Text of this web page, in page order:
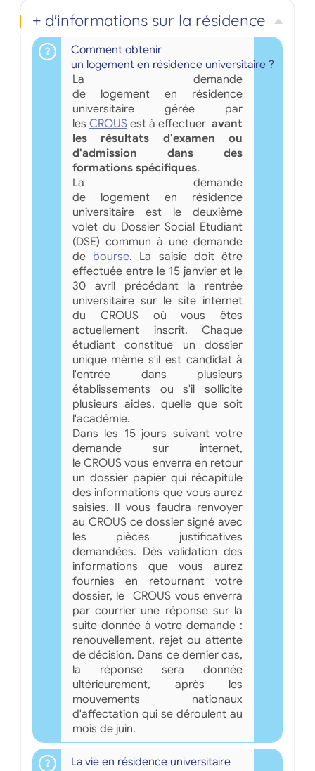
+ d'informations sur la résidence
Comment obtenir
un logement en résidence universitaire ?
La demande
de logement en résidence
universitaire gérée par
les CROUSest à effectueravant
les résultats d'examen ou
d'admission dans des
formations spécifiques.
La demande
de logement en résidence
universitaire est le deuxième
volet du Dossier Social Etudiant
(DSE) commun à une demande
de bourse. La saisie doit être
effectuée entre le 15 janvier et le
30 avril précédant la rentrée
universitaire sur le site internet
du CROUS où vous êtes
actuellement inscrit. Chaque
étudiant constitue un dossier
unique même s'il est candidat à
l'entrée dans plusieurs
établissements ou s'il sollicite
plusieurs aides, quelle que soit
l'académie.
Dans les 15 jours suivant votre
demande sur internet,
le CROUS vous enverra en retour
un dossier papier qui récapitule
des informations que vous aurez
saisies. Il vous faudra renvoyer
au CROUS ce dossier signé avec
les pièces justificatives
demandées. Dès validation des
informations que vous aurez
fournies en retournant votre
dossier, le CROUS vous enverra
par courrier une réponse sur la
suite donnée à votre demande :
renouvellement, rejet ou attente
de décision. Dans ce dernier cas,
la réponse sera donnée
ultérieurement, après les
mouvements nationaux
d'affectation qui se déroulent au
mois de juin.
La vie en résidence universitaire